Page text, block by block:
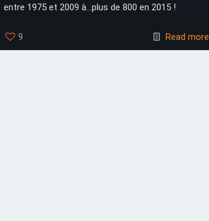
entre 1975 et 2009 à...plus de 800 en 2015 !
9 Read more